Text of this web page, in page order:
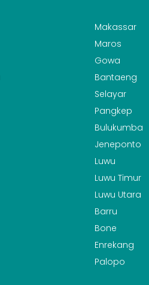
Makassar
Maros
Gowa
Bantaeng
Selayar
Pangkep
Bulukumba
Jeneponto
Luwu
Luwu Timur
Luwu Utara
Barru
Bone
Enrekang
Palopo